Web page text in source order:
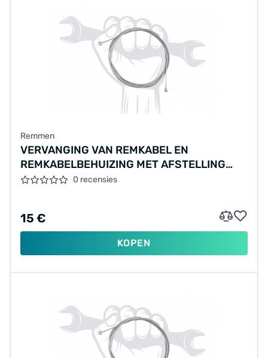
Remmen
VERVANGING VAN REMKABEL EN
REMKABELBEHUIZING MET AFSTELLING
(ÉÉN REM), BASISKWALITEIT
0 recensies
15 €
KOPEN